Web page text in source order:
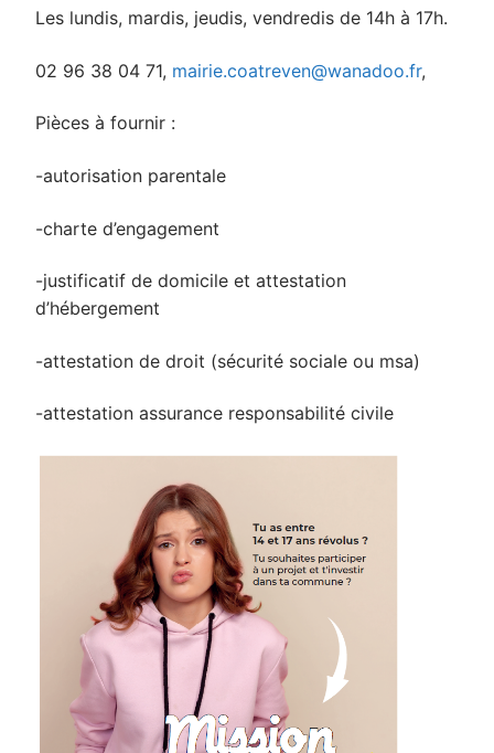
Les lundis, mardis, jeudis, vendredis de 14h à 17h.
02 96 38 04 71, mairie.coatreven@wanadoo.fr,
Pièces à fournir :
-autorisation parentale
-charte d’engagement
-justificatif de domicile et attestation
d’hébergement
-attestation de droit (sécurité sociale ou msa)
-attestation assurance responsabilité civile